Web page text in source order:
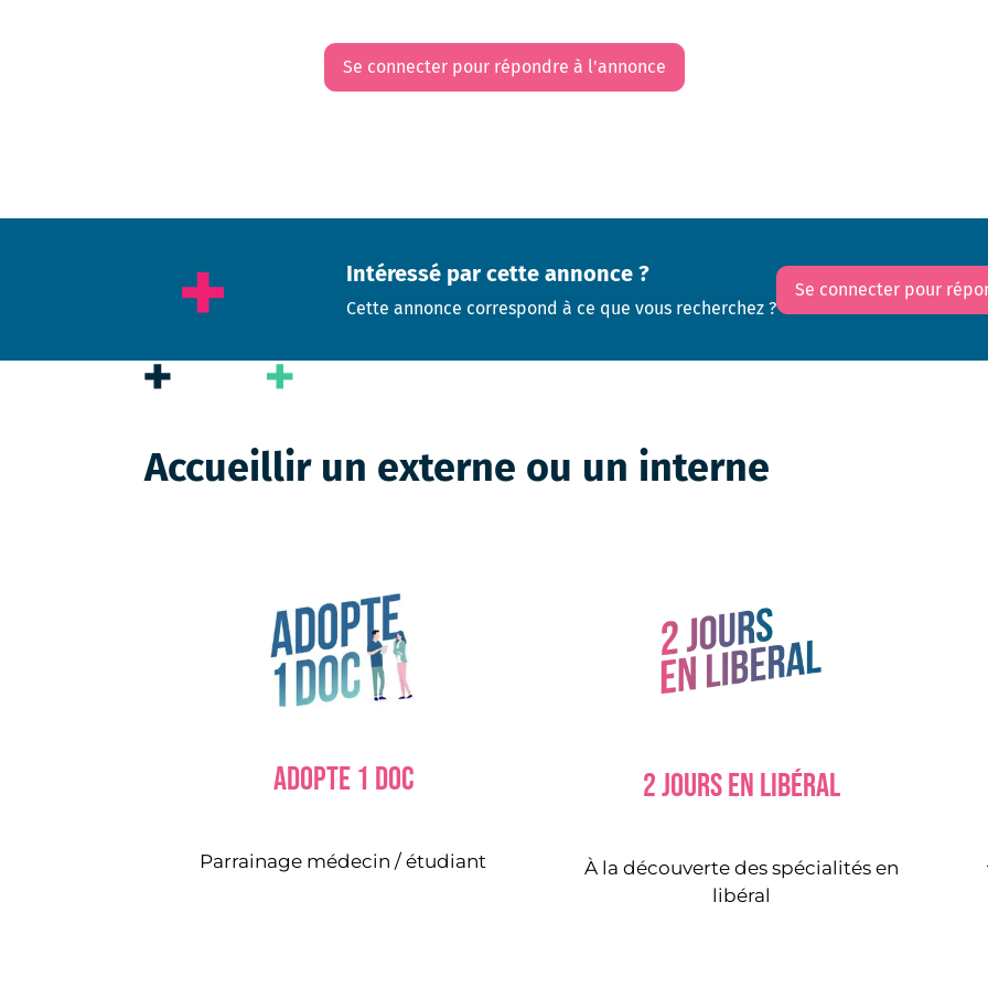
Se connecter pour répondre à l'annonce
Intéressé par cette annonce ?
Cette annonce correspond à ce que vous recherchez ?
Se connecter pour
Accueillir un externe ou un interne
Adopte 1 doc
Parrainage médecin / étudiant
2 jours en libéral
À la découverte des spécialités en
libéral